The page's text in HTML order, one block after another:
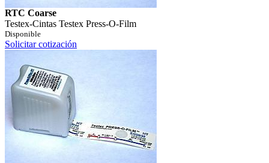
RTC Coarse
Testex-Cintas Testex Press-O-Film
Disponible
Solicitar cotización